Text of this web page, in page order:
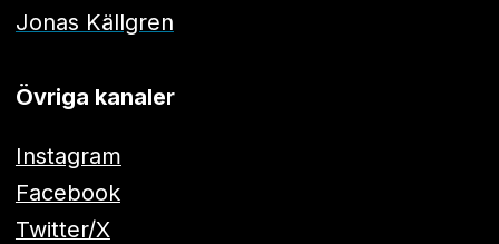
Jonas Källgren
Övriga kanaler
Instagram
Facebook
Twitter/X